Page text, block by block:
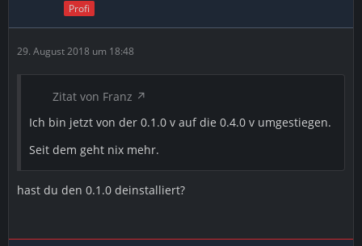
Profi
29. August 2018 um 18:48
Zitat von Franz
Ich bin jetzt von der 0.1.0 v auf die 0.4.0 v umgestiegen.
Seit dem geht nix mehr.
hast du den 0.1.0 deinstalliert?